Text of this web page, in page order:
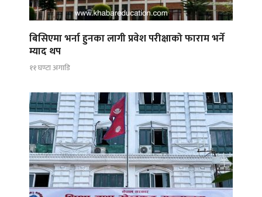
बिसिएमा भर्ना हुनका लागी प्रवेश परीक्षाको फाराम भर्ने
म्याद थप
११ घण्टा अगाडि